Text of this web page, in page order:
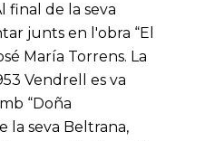
final de la seva
junts en l'obra “El
María Torrens. La
Vendrell es va
“Doña
la seva Beltrana,